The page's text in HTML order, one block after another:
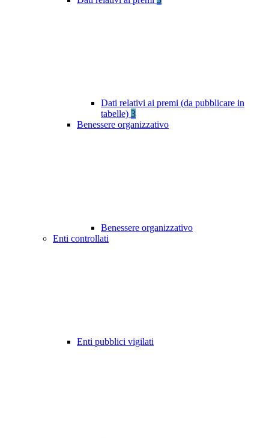
Dati relativi ai premi (da pubblicare in
tabelle) 3
Benessere organizzativo
Benessere organizzativo
Enti controllati
Enti pubblici vigilati